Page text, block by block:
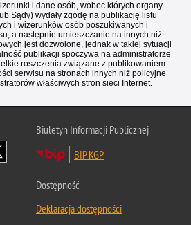
i dane osób, wobec których organy
Sądy) wydały zgodę na publikację listu
i wizerunków osób poszukiwanych i
a następnie umieszczanie na innych niż
jest dozwolone, jednak w takiej sytuacji
publikacji spoczywa na administratorze
roszczenia związane z publikowaniem
serwisu na stronach innych niż policyjne
właściwych stron sieci Internet.
Biuletyn Informacji Publicznej
BIP KGP
Dostępność
Deklaracja dostępności